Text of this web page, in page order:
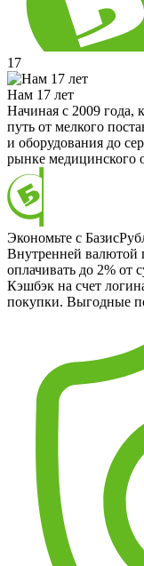
17
Нам 17 лет
Начиная с 2009 года,
путь от мелкого
и оборудования до
рынке медицинского
Экономьте с
Внутренней валютой
оплачивать до 2% от
Кэшбэк на счет
покупки. Выгодные